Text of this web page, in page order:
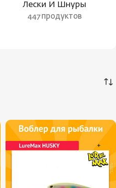
Лески И Шнуры
447 продуктов